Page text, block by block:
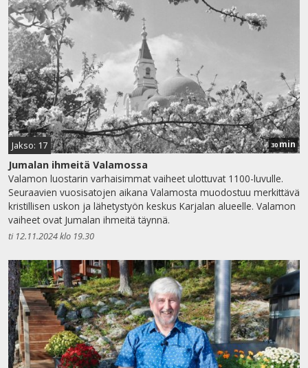
Jakso: 17 30min
Jumalan ihmeitä Valamossa
Valamon luostarin varhaisimmat vaiheet ulottuvat 1100-luvulle.
Seuraavien vuosisatojen aikana Valamosta muodostuu merkittävä
kristillisen uskon ja lähetystyön keskus Karjalan alueelle. Valamon
vaiheet ovat Jumalan ihmeitä täynnä.
ti 12.11.2024 klo 19.30